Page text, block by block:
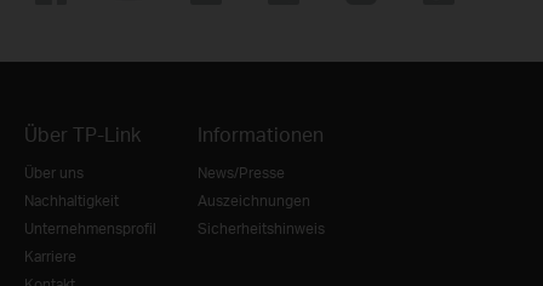
Über TP-Link
Über uns
Nachhaltigkeit
Unternehmensprofil
Karriere
Informationen
News/Presse
Auszeichnungen
Sicherheitshinweis